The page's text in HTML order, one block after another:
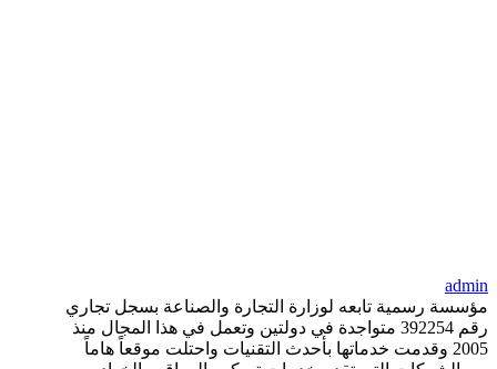
admin
مؤسسة رسمية تابعه لوزارة التجارة والصناعة بسجل تجاري
رقم 392254 متواجدة في دولتين وتعمل في هذا المجال منذ
2005 وقدمت خدماتها بأحدث التقنيات واحتلت موقعاً هاماً